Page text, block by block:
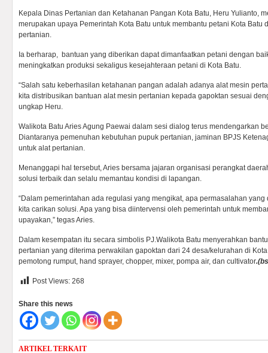
Kepala Dinas Pertanian dan Ketahanan Pangan Kota Batu, Heru Yulianto,
merupakan upaya Pemerintah Kota Batu untuk membantu petani Kota Batu
pertanian.
Ia berharap, bantuan yang diberikan dapat dimanfaatkan petani dengan
meningkatkan produksi sekaligus kesejahteraan petani di Kota Batu.
“Salah satu keberhasilan ketahanan pangan adalah adanya alat mesin
kita distribusikan bantuan alat mesin pertanian kepada gapoktan sesuai
ungkap Heru.
Walikota Batu Aries Agung Paewai dalam sesi dialog terus mendengarkan
Diantaranya pemenuhan kebutuhan pupuk pertanian, jaminan BPJS
untuk alat pertanian.
Menanggapi hal tersebut, Aries bersama jajaran organisasi perangkat
solusi terbaik dan selalu memantau kondisi di lapangan.
“Dalam pemerintahan ada regulasi yang mengikat, apa permasalahan
kita carikan solusi. Apa yang bisa diintervensi oleh pemerintah untuk
upayakan,” tegas Aries.
Dalam kesempatan itu secara simbolis PJ.Walikota Batu menyerahkan
pertanian yang diterima perwakilan gapoktan dari 24 desa/kelurahan di
pemotong rumput, hand sprayer, chopper, mixer, pompa air, dan cultivator
Post Views: 268
Share this news
ARTIKEL TERKAIT